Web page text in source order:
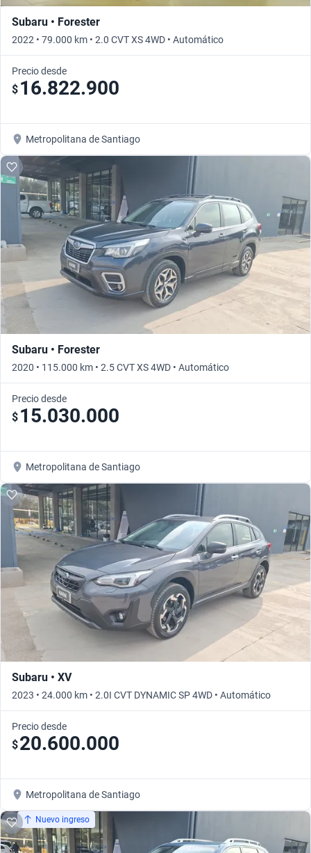
Subaru • Forester
2022 • 79.000 km • 2.0 CVT XS 4WD • Automático
Precio desde
$ 16.822.900
Metropolitana de Santiago
Subaru • Forester
2020 • 115.000 km • 2.5 CVT XS 4WD • Automático
Precio desde
$ 15.030.000
Metropolitana de Santiago
Subaru • XV
2023 • 24.000 km • 2.0I CVT DYNAMIC SP 4WD • Automático
Precio desde
$20.600.000
Metropolitana de Santiago
Nuevo ingreso